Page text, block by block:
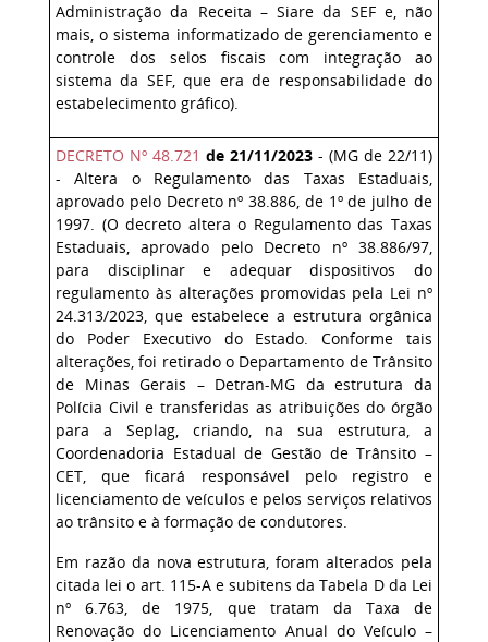
Administração da Receita – Siare da SEF e, não
mais, o sistema informatizado de gerenciamento e
controle dos selos fiscais com integração ao
sistema da SEF, que era de responsabilidade do
estabelecimento gráfico).
DECRETO Nº 48.721 de 21/11/2023 - (MG de 22/11)
- Altera o Regulamento das Taxas Estaduais,
aprovado pelo Decreto nº 38.886, de 1º de julho de
1997. (O decreto altera o Regulamento das Taxas
Estaduais, aprovado pelo Decreto nº 38.886/97,
para disciplinar e adequar dispositivos do
regulamento às alterações promovidas pela Lei nº
24.313/2023, que estabelece a estrutura orgânica
do Poder Executivo do Estado. Conforme tais
alterações, foi retirado o Departamento de Trânsito
de Minas Gerais – Detran-MG da estrutura da
Polícia Civil e transferidas as atribuições do órgão
para a Seplag, criando, na sua estrutura, a
Coordenadoria Estadual de Gestão de Trânsito –
CET, que ficará responsável pelo registro e
licenciamento de veículos e pelos serviços relativos
ao trânsito e à formação de condutores.
Em razão da nova estrutura, foram alterados pela
citada lei o art. 115-A e subitens da Tabela D da Lei
nº 6.763, de 1975, que tratam da Taxa de
Renovação do Licenciamento Anual do Veículo –